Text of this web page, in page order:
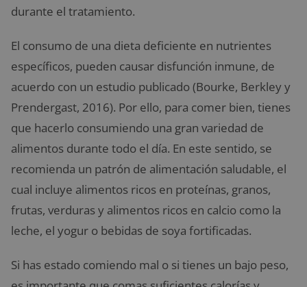
durante el tratamiento.
El consumo de una dieta deficiente en nutrientes
específicos, pueden causar disfunción inmune, de
acuerdo con un estudio publicado (Bourke, Berkley y
Prendergast, 2016). Por ello, para comer bien, tienes
que hacerlo consumiendo una gran variedad de
alimentos durante todo el día. En este sentido, se
recomienda un patrón de alimentación saludable, el
cual incluye alimentos ricos en proteínas, granos,
frutas, verduras y alimentos ricos en calcio como la
leche, el yogur o bebidas de soya fortificadas.
Si has estado comiendo mal o si tienes un bajo peso,